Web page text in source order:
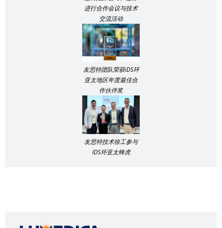
进行合作会议与技术
交流活动
友思特团队荣获iDS环
亚太地区年度最佳合
作伙伴奖
友思特技术徐工参与
IDS环亚太蜂虎